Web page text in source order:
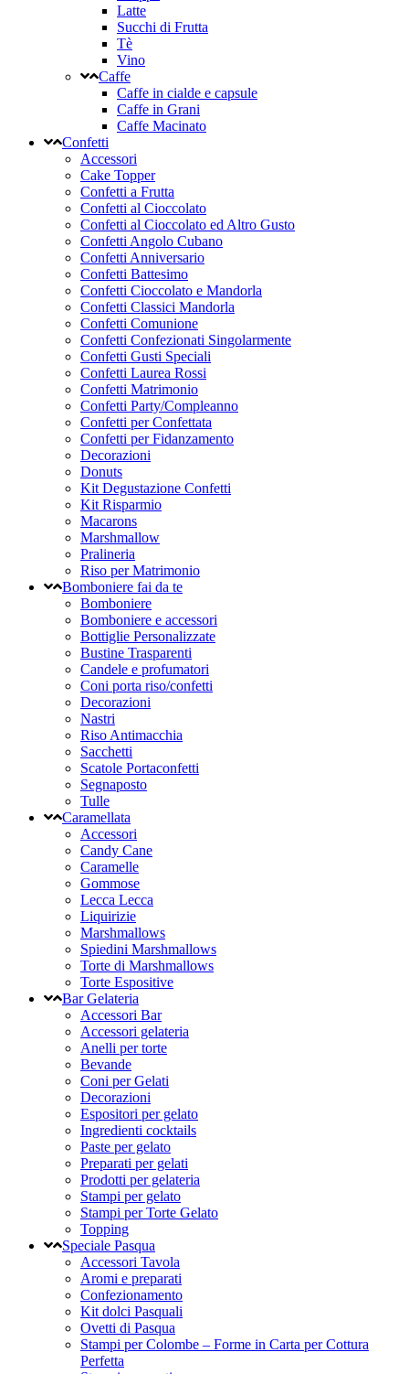
Latte
Succhi di Frutta
Tè
Vino
Caffe
Caffe in cialde e capsule
Caffe in Grani
Caffe Macinato
Confetti
Accessori
Cake Topper
Confetti a Frutta
Confetti al Cioccolato
Confetti al Cioccolato ed Altro Gusto
Confetti Angolo Cubano
Confetti Anniversario
Confetti Battesimo
Confetti Cioccolato e Mandorla
Confetti Classici Mandorla
Confetti Comunione
Confetti Confezionati Singolarmente
Confetti Gusti Speciali
Confetti Laurea Rossi
Confetti Matrimonio
Confetti Party/Compleanno
Confetti per Confettata
Confetti per Fidanzamento
Decorazioni
Donuts
Kit Degustazione Confetti
Kit Risparmio
Macarons
Marshmallow
Pralineria
Riso per Matrimonio
Bomboniere fai da te
Bomboniere
Bomboniere e accessori
Bottiglie Personalizzate
Bustine Trasparenti
Candele e profumatori
Coni porta riso/confetti
Decorazioni
Nastri
Riso Antimacchia
Sacchetti
Scatole Portaconfetti
Segnaposto
Tulle
Caramellata
Accessori
Candy Cane
Caramelle
Gommose
Lecca Lecca
Liquirizie
Marshmallows
Spiedini Marshmallows
Torte di Marshmallows
Torte Espositive
Bar Gelateria
Accessori Bar
Accessori gelateria
Anelli per torte
Bevande
Coni per Gelati
Decorazioni
Espositori per gelato
Ingredienti cocktails
Paste per gelato
Preparati per gelati
Prodotti per gelateria
Stampi per gelato
Stampi per Torte Gelato
Topping
Speciale Pasqua
Accessori Tavola
Aromi e preparati
Confezionamento
Kit dolci Pasquali
Ovetti di Pasqua
Stampi per Colombe – Forme in Carta per Cottura
Perfetta